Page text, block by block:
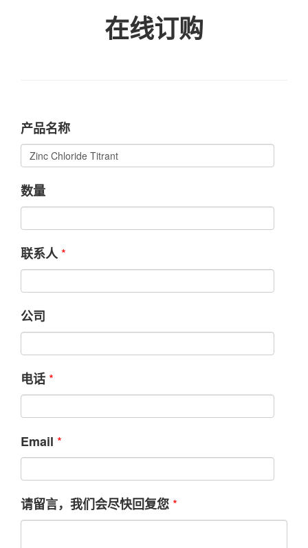
在线订购
产品名称
数量
联系人 *
公司
电话 *
Email *
请留言，我们会尽快回复您 *